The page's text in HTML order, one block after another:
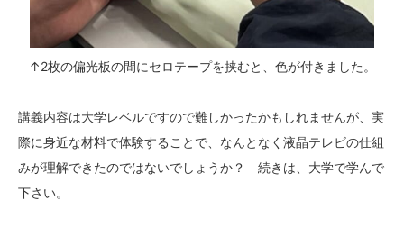
↑2枚の偏光板の間にセロテープを挟むと、色が付きました。
講義内容は大学レベルですので難しかったかもしれませんが、実
際に身近な材料で体験することで、なんとなく液晶テレビの仕組
みが理解できたのではないでしょうか？ 続きは、大学で学んで
下さい。